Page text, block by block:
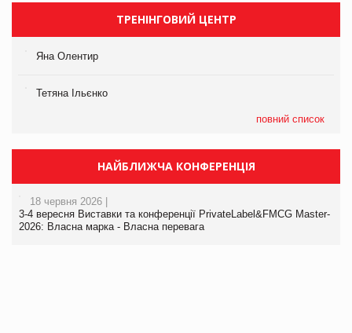
ТРЕНІНГОВИЙ ЦЕНТР
Яна Олентир
Тетяна Ільєнко
повний список
НАЙБЛИЖЧА КОНФЕРЕНЦІЯ
18 червня 2026 |
3-4 вересня Виставки та конференції PrivateLabel&FMCG Master-
2026: Власна марка - Власна перевага